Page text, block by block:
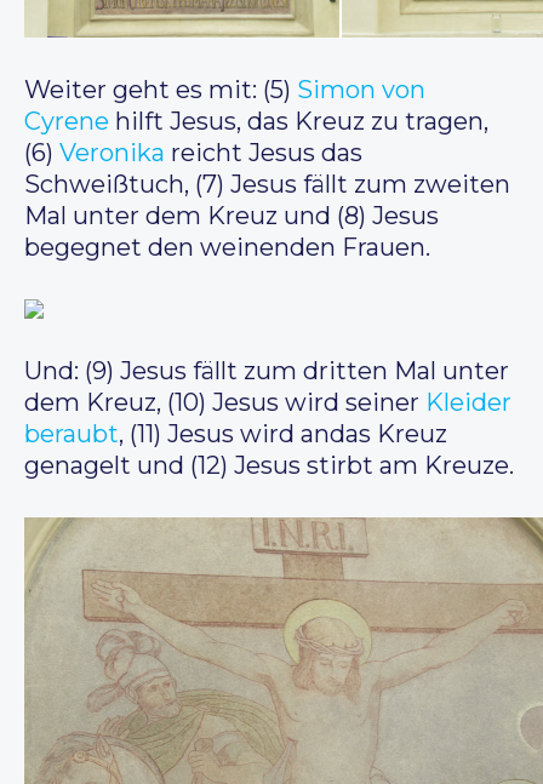
Weiter geht es mit: (5) Simon von
Cyrene hilft Jesus, das Kreuz zu tragen,
(6) Veronika reicht Jesus das
Schweißtuch, (7) Jesus fällt zum zweiten
Mal unter dem Kreuz und (8) Jesus
begegnet den weinenden Frauen.
Und: (9) Jesus fällt zum dritten Mal unter
dem Kreuz, (10) Jesus wird seiner Kleider
beraubt, (11) Jesus wird andas Kreuz
genagelt und (12) Jesus stirbt am Kreuze.